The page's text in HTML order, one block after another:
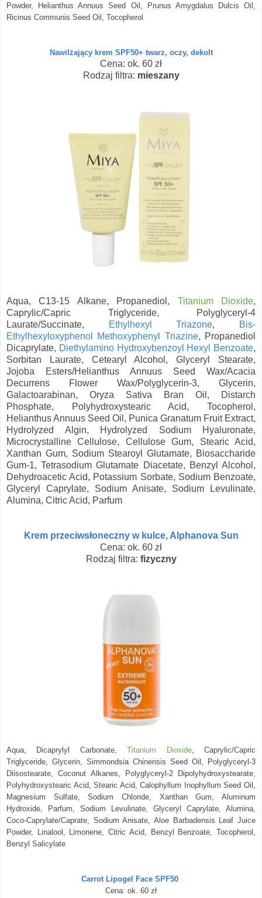
Powder, Helianthus Annuus Seed Oil, Prunus Amygdalus Dulcis Oil,
Ricinus Communis Seed Oil, Tocopherol
Nawilżający krem SPF50+ twarz, oczy, dekolt
Cena: ok. 60 zł
Rodzaj filtra: mieszany
Aqua, C13-15 Alkane, Propanediol, Titanium Dioxide,
Caprylic/Capric Triglyceride, Polyglyceryl-4
Laurate/Succinate,
Ethylhexyl Triazone,
Bis-
Ethylhexyloxyphenol Methoxyphenyl Triazine, Propanediol
Dicaprylate, Diethylamino Hydroxybenzoyl Hexyl Benzoate,
Sorbitan Laurate, Cetearyl Alcohol, Glyceryl Stearate,
Jojoba Esters/Helianthus Annuus Seed Wax/Acacia
Decurrens Flower Wax/Polyglycerin-3, Glycerin,
Galactoarabinan, Oryza Sativa Bran Oil, Distarch
Phosphate, Polyhydroxystearic Acid, Tocopherol,
Helianthus Annuus Seed Oil, Punica Granatum Fruit Extract,
Hydrolyzed Algin, Hydrolyzed Sodium Hyaluronate,
Microcrystalline Cellulose, Cellulose Gum, Stearic Acid,
Xanthan Gum, Sodium Stearoyl Glutamate, Biosaccharide
Gum-1, Tetrasodium Glutamate Diacetate, Benzyl Alcohol,
Dehydroacetic Acid, Potassium Sorbate, Sodium Benzoate,
Glyceryl Caprylate, Sodium Anisate, Sodium Levulinate,
Alumina, Citric Acid, Parfum
Krem przeciwsłoneczny w kulce, Alphanova Sun
Cena: ok. 60 zł
Rodzaj filtra: fizyczny
Aqua, Dicaprylyl Carbonate,Titanium Dioxide, Caprylic/Capric
Triglyceride, Glycerin, Simmondsia Chinensis Seed Oil, Polyglyceryl-3
Diisostearate, Coconut Alkanes, Polyglyceryl-2 Dipolyhydroxystearate,
Polyhydroxystearic Acid, Stearic Acid, Calophyllum Inophyllum Seed Oil,
Magnesium Sulfate, Sodium Chloride, Xanthan Gum, Aluminum
Hydroxide, Parfum, Sodium Levulinate, Glyceryl Caprylate, Alumina,
Coco-Caprylate/Caprate, Sodium Anisate, Aloe Barbadensis Leaf Juice
Powder, Linalool, Limonene, Citric Acid, Benzyl Benzoate, Tocopherol,
Benzyl Salicylate
Carrot Lipogel Face SPF50
Cena: ok. 60 zł